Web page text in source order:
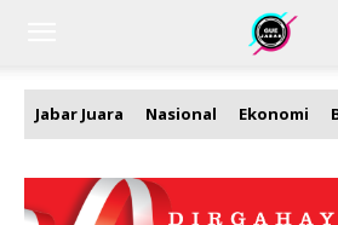
Jabar Juara Nasional Ekonomi